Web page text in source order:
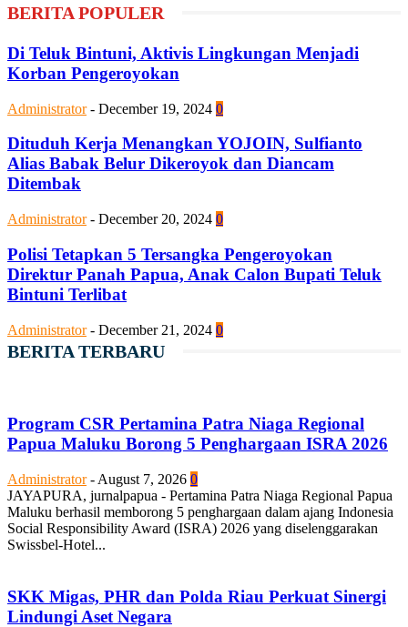
BERITA POPULER
Di Teluk Bintuni, Aktivis Lingkungan Menjadi
Korban Pengeroyokan
Administrator - December 19, 2024 0
Dituduh Kerja Menangkan YOJOIN, Sulfianto
Alias Babak Belur Dikeroyok dan Diancam
Ditembak
Administrator - December 20, 2024 0
Polisi Tetapkan 5 Tersangka Pengeroyokan
Direktur Panah Papua, Anak Calon Bupati Teluk
Bintuni Terlibat
Administrator - December 21, 2024 0
BERITA TERBARU
Program CSR Pertamina Patra Niaga Regional
Papua Maluku Borong 5 Penghargaan ISRA 2026
Administrator - August 7, 2026 0
JAYAPURA, jurnalpapua - Pertamina Patra Niaga Regional Papua
Maluku berhasil memborong 5 penghargaan dalam ajang Indonesia
Social Responsibility Award (ISRA) 2026 yang diselenggarakan
Swissbel-Hotel...
SKK Migas, PHR dan Polda Riau Perkuat Sinergi
Lindungi Aset Negara